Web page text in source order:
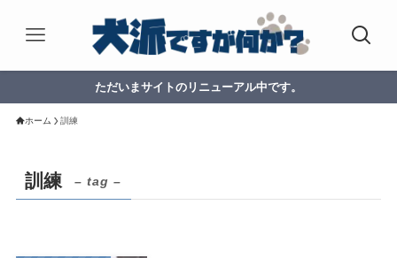
ただいまサイトのリニューアル中です。
ホーム 訓練
訓練 – tag –